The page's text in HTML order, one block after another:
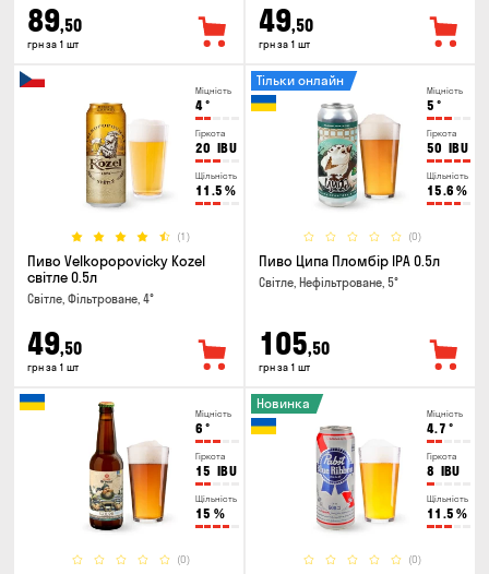
89,50
грн за 1 шт
49,50
грн за 1 шт
Міцність
4°
Гіркота
20 IBU
Щільність
11.5 %
(1)
Пиво Velkopopovicky Kozel
світле 0.5л
Світле, Фільтроване, 4°
49,50
грн за 1 шт
Міцність
5 °
Гіркота
50 IBU
Щільність
15.6 %
(0)
Тільки онлайн
Пиво Ципа Пломбір IPA 0.5л
Світле, Нефільтроване, 5°
105,50
грн за 1 шт
Міцність
6 °
Гіркота
15 IBU
Щільність
15 %
(0)
Міцність
4.7 °
Гіркота
8 IBU
Щільність
11.5 %
(0)
Новинка